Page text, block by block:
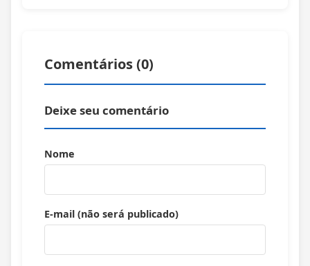
Comentários (0)
Deixe seu comentário
Nome
E-mail (não será publicado)